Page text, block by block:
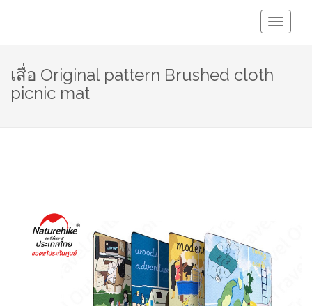
Toggle
เสื่อ Original pattern Brushed cloth
picnic mat